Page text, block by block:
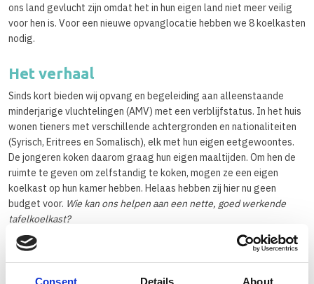
Consent Details About
ons land gevlucht zijn omdat het in hun eigen land niet meer veilig
voor hen is. Voor een nieuwe opvanglocatie hebben we 8 koelkasten
nodig.
Het verhaal
Sinds kort bieden wij opvang en begeleiding aan alleenstaande
minderjarige vluchtelingen (AMV) met een verblijfstatus. In het huis
wonen tieners met verschillende achtergronden en nationaliteiten
(Syrisch, Eritrees en Somalisch), elk met hun eigen eetgewoontes.
De jongeren koken daarom graag hun eigen maaltijden. Om hen de
ruimte te geven om zelfstandig te koken, mogen ze een eigen
koelkast op hun kamer hebben. Helaas hebben zij hier nu geen
budget voor. Wie kan ons helpen aan een nette, goed werkende
tafelkoelkast?
Opvang en begeleiding alleenstaande
minderjarige vluchtelingen